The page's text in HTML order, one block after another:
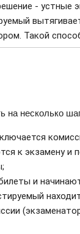
- устные
Такой
на несколько
к экзамену и
и